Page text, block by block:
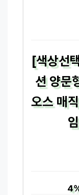
[색상선
션 양문
오스 매